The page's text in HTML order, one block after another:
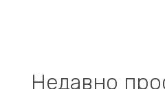
Недавно